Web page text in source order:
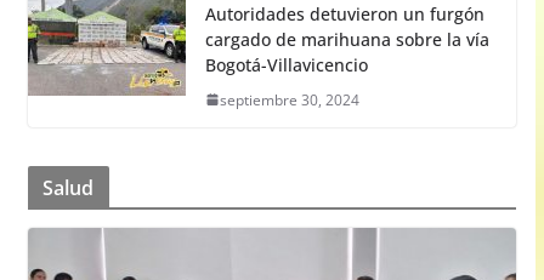
Autoridades detuvieron un furgón
cargado de marihuana sobre la vía
Bogotá-Villavicencio
septiembre 30, 2024
Salud